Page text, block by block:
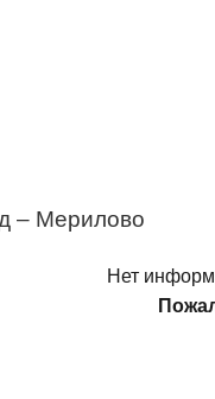
– Мерилово
Нет